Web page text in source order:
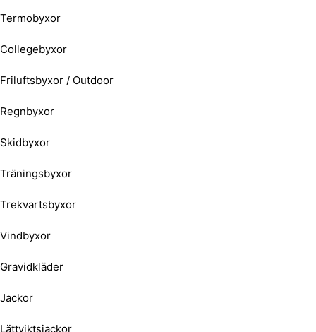
Termobyxor
Collegebyxor
Friluftsbyxor / Outdoor
Regnbyxor
Skidbyxor
Träningsbyxor
Trekvartsbyxor
Vindbyxor
Gravidkläder
Jackor
Lättviktsjackor